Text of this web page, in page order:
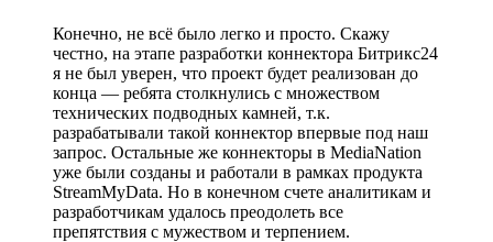
Конечно, не всё было легко и просто. Скажу
честно, на этапе разработки коннектора Битрикс24
я не был уверен, что проект будет реализован до
конца — ребята столкнулись с множеством
технических подводных камней, т.к.
разрабатывали такой коннектор впервые под наш
запрос. Остальные же коннекторы в MediaNation
уже были созданы и работали в рамках продукта
StreamMyData. Но в конечном счете аналитикам и
разработчикам удалось преодолеть все
препятствия с мужеством и терпением.